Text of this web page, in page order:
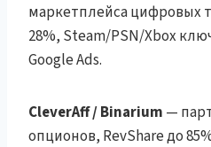
маркетплейса цифровых
28%, Steam/PSN/Xbox
Google Ads.
CleverAff / Binarium —
опционов, RevShare до